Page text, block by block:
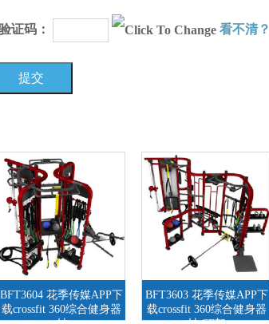
证码： 看不清？
BFT3604 花季传媒APP下
载crossfit 360综合健身器
BFT3603 花季传媒APP下
载crossfit 360综合健身器